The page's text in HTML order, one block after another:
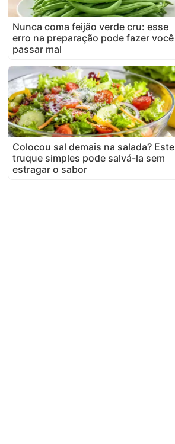
Nunca coma feijão verde cru: esse
erro na preparação pode fazer você
passar mal
Colocou sal demais na salada? Este
truque simples pode salvá-la sem
estragar o sabor